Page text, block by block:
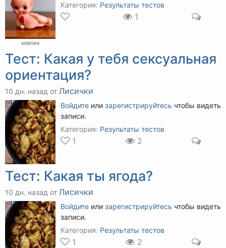
кевпик
Категория: Результаты тестов
1
Тест: Какая у тебя сексуальная
ориентация?
10 дн. назад от Лисички
Войдите или зарегистрируйтесь чтобы видеть
записи.
Категория: Результаты тестов
1 2
Тест: Какая ты ягода?
10 дн. назад от Лисички
Войдите или зарегистрируйтесь чтобы видеть
записи.
Категория: Результаты тестов
1 2